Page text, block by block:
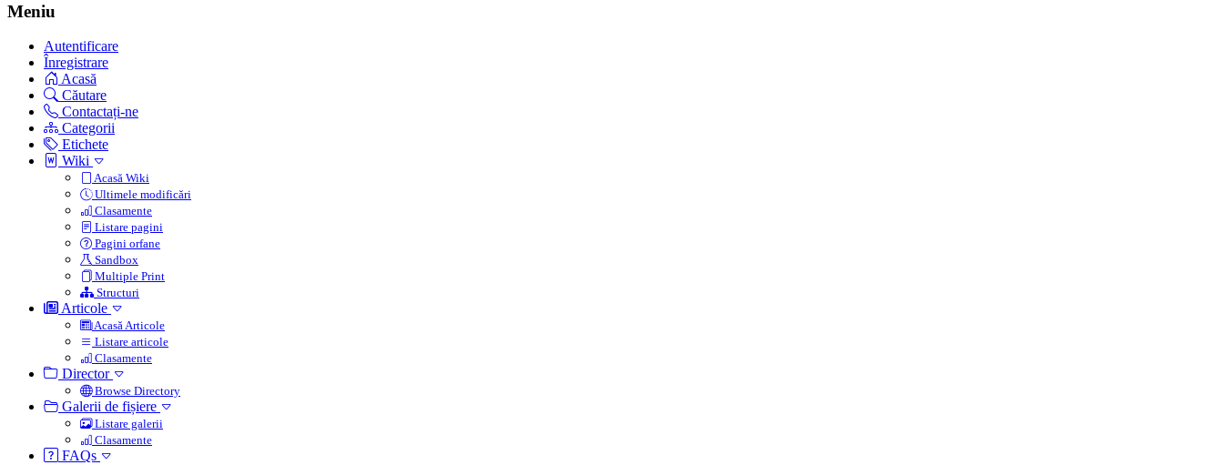
Meniu
Autentificare
Înregistrare
Acasă
Căutare
Contactați-ne
Categorii
Etichete
Wiki
Acasă Wiki
Ultimele modificări
Clasamente
Listare pagini
Pagini orfane
Sandbox
Multiple Print
Structuri
Articole
Acasă Articole
Listare articole
Clasamente
Director
Browse Directory
Galerii de fișiere
Listare galerii
Clasamente
FAQs